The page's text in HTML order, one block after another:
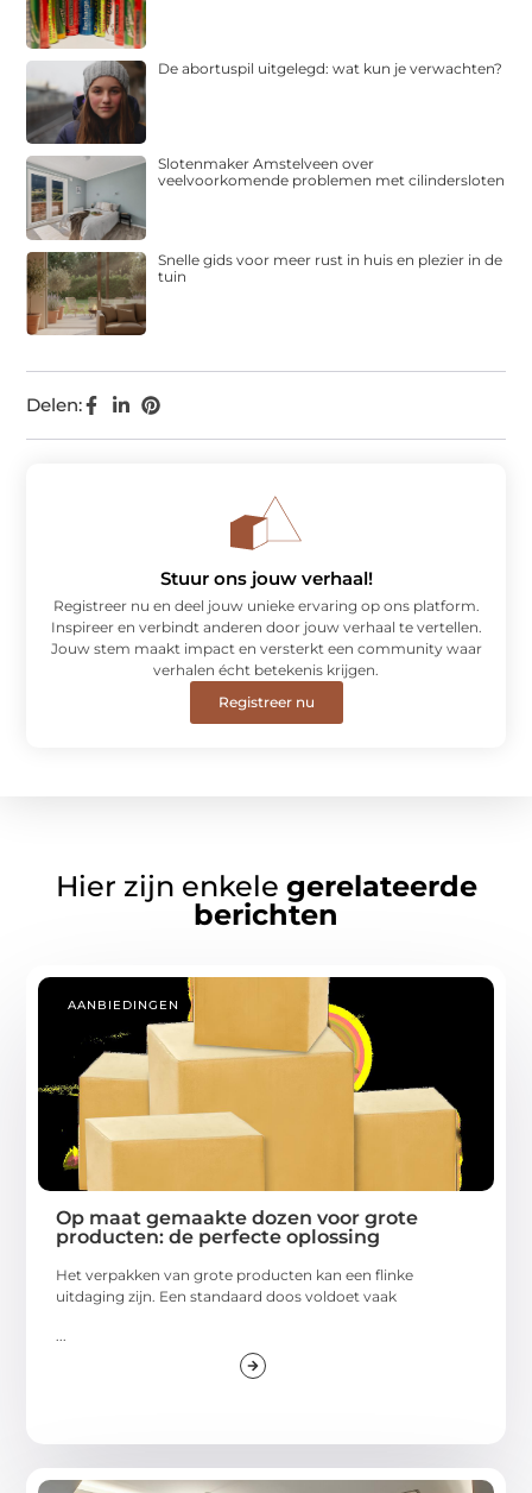
Delen:
De abortuspil uitgelegd: wat kun je verwachten?
Slotenmaker Amstelveen over
veelvoorkomende problemen met cilindersloten
Snelle gids voor meer rust in huis en plezier in de
tuin
Stuur ons jouw verhaal!
Registreer nu en deel jouw unieke ervaring op ons platform.
Inspireer en verbindt anderen door jouw verhaal te vertellen.
Jouw stem maakt impact en versterkt een community waar
verhalen écht betekenis krijgen.
Registreer nu
Hier zijn enkele gerelateerde
berichten
AANBIEDINGEN
Op maat gemaakte dozen voor grote
producten: de perfecte oplossing
Het verpakken van grote producten kan een flinke
uitdaging zijn. Een standaard doos voldoet vaak